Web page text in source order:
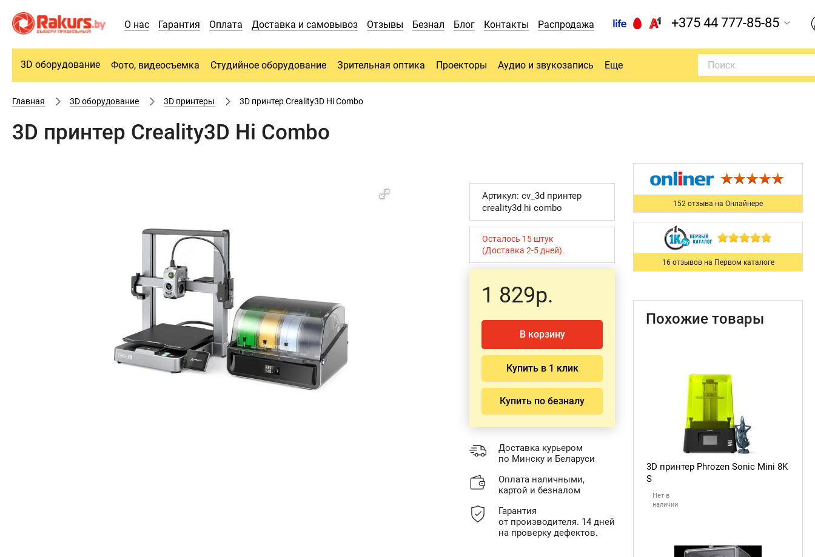
О нас Гарантия Оплата Доставка и самовывоз Отзывы Безнал Блог Контакты Распродажа +375 44 777-85-85
3D оборудование Фото, видеосъемка Студийное оборудование Зрительная оптика Проекторы Аудио и звукозапись Еще
Главная 3D оборудование 3D принтеры 3D принтер Creality3D Hi Combo
3D принтер Creality3D Hi Combo
Артикул: cv_3d принтер
creality3d hi combo
Осталось 15 штук
(Доставка 2-5 дней).
1 829р.
В корзину
Купить в 1 клик
Купить по безналу
Доставка курьером
по Минску и Беларуси
Оплата наличными,
картой и безналом
Гарантия
от производителя. 14 дней
на проверку дефектов.
152 отзыва на Онлайнере
16 отзывов на Первом каталоге
Похожие товары
3D принтер Phrozen Sonic Mini 8K
S
Нет в
наличии